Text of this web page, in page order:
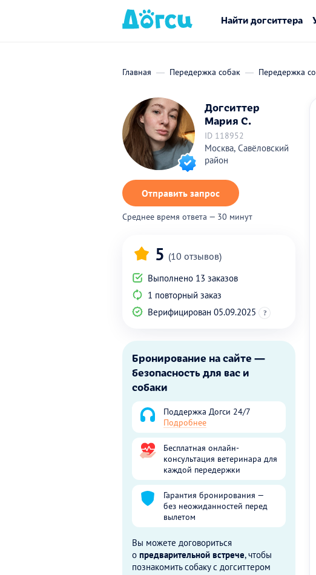
Найти догситтера
Главная Передержка собак Передержка
Догситтер
Мария С.
ID 118952
Москва, Савёловский
район
Отправить запрос
Среднее время ответа — 30 минут
5 (10 отзывов)
Выполнено 13 заказов
1 повторный заказ
Верифицирован 05.09.2025
?
Бронирование на сайте —
безопасность для вас и
собаки
Поддержка Догси 24/7
Подробнее
Бесплатная онлайн-
консультация ветеринара для
каждой передержки
Гарантия бронирования —
без неожиданностей перед
вылетом
Вы можете договориться
о предварительной встрече, чтобы
познакомить собаку с догситтером